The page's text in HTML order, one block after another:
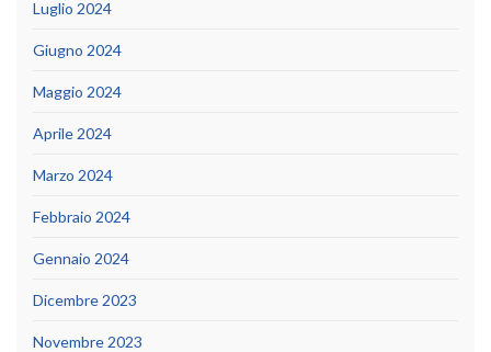
Luglio 2024
Giugno 2024
Maggio 2024
Aprile 2024
Marzo 2024
Febbraio 2024
Gennaio 2024
Dicembre 2023
Novembre 2023